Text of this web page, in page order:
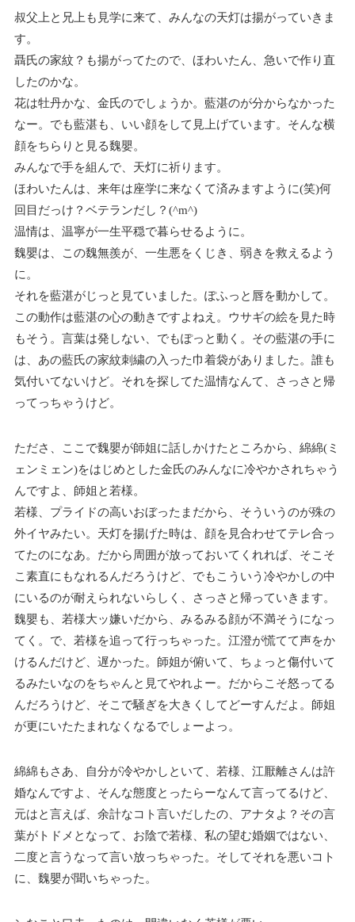
叔父上と兄上も見学に来て、みんなの天灯は揚がっていきま
す。
聶氏の家紋？も揚がってたので、ほわいたん、急いで作り直
したのかな。
花は牡丹かな、金氏のでしょうか。藍湛のが分からなかった
なー。でも藍湛も、いい顔をして見上げています。そんな横
顔をちらりと見る魏嬰。
みんなで手を組んで、天灯に祈ります。
ほわいたんは、来年は座学に来なくて済みますように(笑)何
回目だっけ？ベテランだし？(^m^)
温情は、温寧が一生平穏で暮らせるように。
魏嬰は、この魏無羨が、一生悪をくじき、弱きを救えるよう
に。
それを藍湛がじっと見ていました。ぽふっと唇を動かして。
この動作は藍湛の心の動きですよねえ。ウサギの絵を見た時
もそう。言葉は発しない、でもぽっと動く。その藍湛の手に
は、あの藍氏の家紋刺繍の入った巾着袋がありました。 誰も
気付いてないけど。それを探してた温情なんて、さっさと帰
ってっちゃうけど。
たださ、ここで魏嬰が師姐に話しかけたところから、綿綿(ミ
ェンミェン)をはじめとした金氏のみんなに冷やかされちゃう
んですよ、師姐と若様。
若様、プライドの高いおぼったまだから、そういうのが殊の
外イヤみたい。天灯を揚げた時は、顔を見合わせてテレ合っ
てたのになあ。だから周囲が放っておいてくれれば、そこそ
こ素直にもなれるんだろうけど、でもこういう冷やかしの中
にいるのが耐えられないらしく、さっさと帰っていきます。
魏嬰も、若様大ッ嫌いだから、みるみる顔が不満そうになっ
てく。で、若様を追って行っちゃった。江澄が慌てて声をか
けるんだけど、遅かった。師姐が俯いて、ちょっと傷付いて
るみたいなのをちゃんと見てやれよー。だからこそ怒ってる
んだろうけど、そこで騒ぎを大きくしてどーすんだよ。師姐
が更にいたたまれなくなるでしょーよっ。
綿綿もさあ、自分が冷やかしといて、若様、江厭離さんは許
婚なんですよ、そんな態度とったらーなんて言ってるけど、
元はと言えば、余計なコト言いだしたの、アナタよ？その言
葉がトドメとなって、お陰で若様、私の望む婚姻ではない、
二度と言うなって言い放っちゃった。そしてそれを悪いコト
に、魏嬰が聞いちゃった。